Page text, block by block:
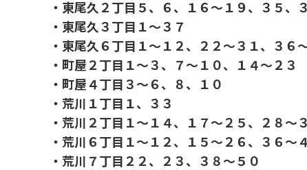
・東尾久２丁目５、６、１６～１９、３５、
・東尾久３丁目１～３７
・東尾久６丁目１～１２、２２～３１、３６
・町屋２丁目１～３、７～１０、１４～２３
・町屋４丁目３～６、８、１０
・荒川１丁目１、３３
・荒川２丁目１～１４、１７～２５、２８～
・荒川６丁目１～１２、１５～２６、３６～
・荒川７丁目２２、２３、３８～５０